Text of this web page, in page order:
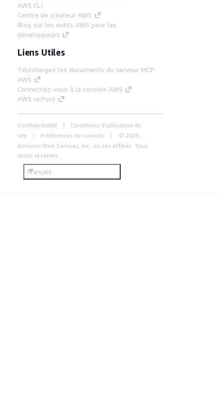
AWS CLI
Centre de créateur AWS
Blog sur les outils AWS pour les
développeurs
Liens Utiles
Téléchargez les documents du serveur MCP
AWS
Connectez-vous à la console AWS
AWS re:Post
Confidentialité
Conditions d'utilisation du
site
Préférences de cookies
© 2026,
Amazon Web Services, Inc. ou ses affiliés. Tous
droits réservés.
Français